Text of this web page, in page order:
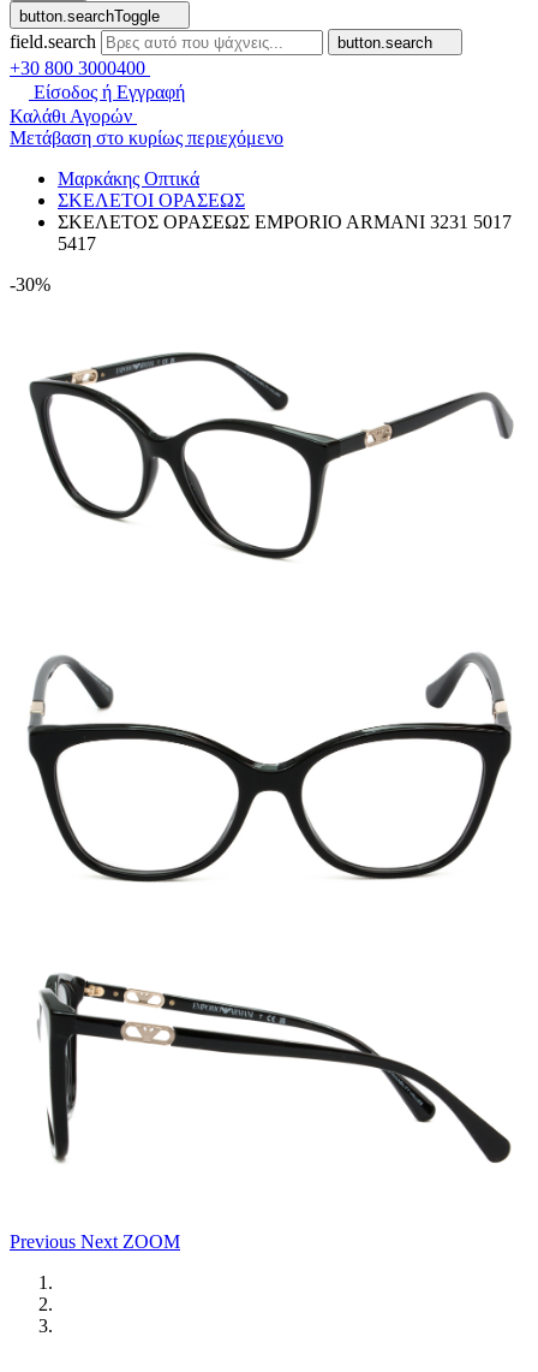
button.searchToggle
field.search button.search
+30 800 3000400
Είσοδος ή Εγγραφή
Καλάθι Αγορών
Μετάβαση στο κυρίως περιεχόμενο
Μαρκάκης Οπτικά
ΣΚΕΛΕΤΟΙ ΟΡΑΣΕΩΣ
ΣΚΕΛΕΤΟΣ ΟΡΑΣΕΩΣ EMPORIO ARMANI 3231 5017
5417
-30%
Previous Next ZOOM